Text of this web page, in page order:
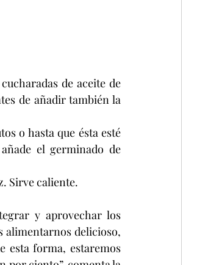
de aceite de
de añadir también la
o hasta que ésta esté
el germinado de
Sirve caliente.
alimentarnos delicioso,
esta forma, estaremos